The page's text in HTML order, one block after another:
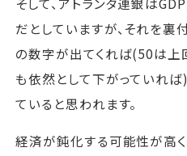
だとしていますが、それを
の数字が出てくれば(50は上
も依然として下がっていれば
ていると思われます。
経済が鈍化する可能性が高